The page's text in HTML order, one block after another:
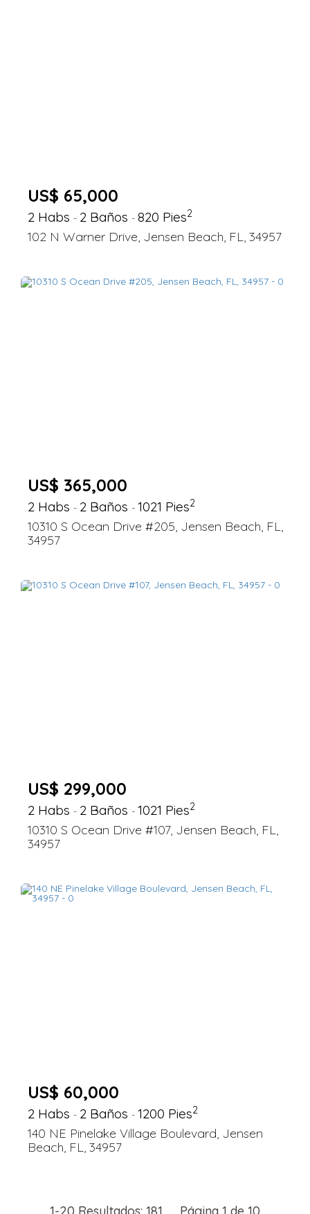
US$ 65,000
2 Habs - 2 Baños - 820 Pies2
102 N Warner Drive, Jensen Beach, FL, 34957
US$ 365,000
2 Habs - 2 Baños - 1021 Pies2
10310 S Ocean Drive #205, Jensen Beach, FL,
34957
US$ 299,000
2 Habs - 2 Baños - 1021 Pies2
10310 S Ocean Drive #107, Jensen Beach, FL,
34957
US$ 60,000
2 Habs - 2 Baños - 1200 Pies2
140 NE Pinelake Village Boulevard, Jensen
Beach, FL, 34957